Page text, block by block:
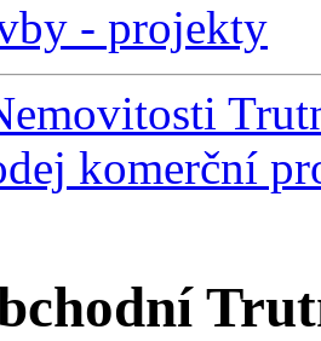
- projekty
komerční